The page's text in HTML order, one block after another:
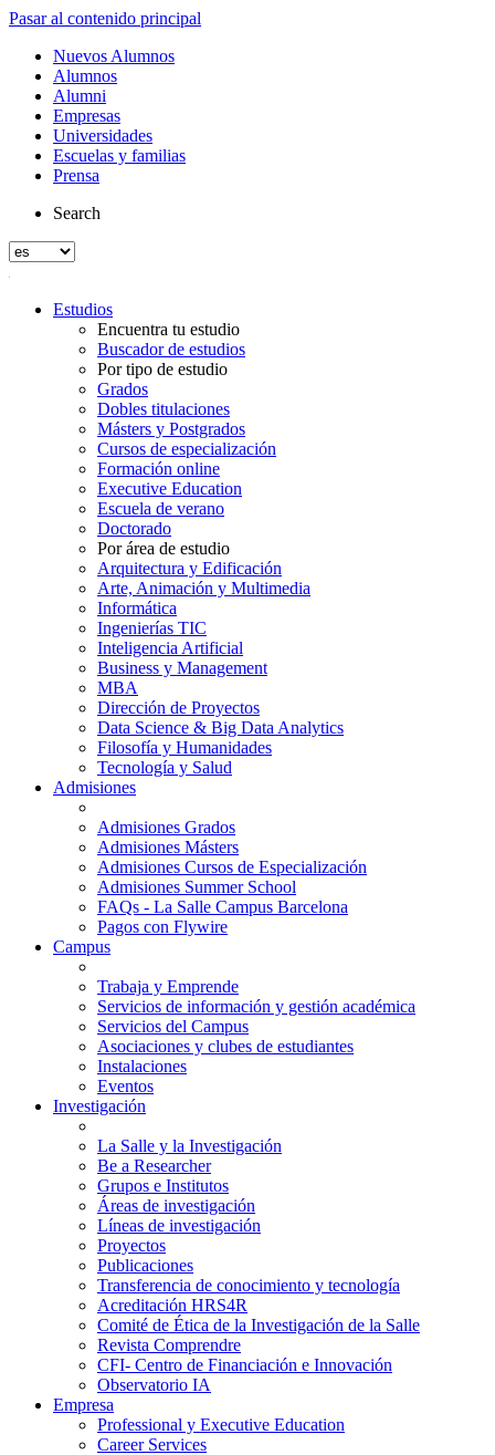
Pasar al contenido principal
Nuevos Alumnos
Alumnos
Alumni
Empresas
Universidades
Escuelas y familias
Prensa
Search
Estudios
Encuentra tu estudio
Buscador de estudios
Por tipo de estudio
Grados
Dobles titulaciones
Másters y Postgrados
Cursos de especialización
Formación online
Executive Education
Escuela de verano
Doctorado
Por área de estudio
Arquitectura y Edificación
Arte, Animación y Multimedia
Informática
Ingenierías TIC
Inteligencia Artificial
Business y Management
MBA
Dirección de Proyectos
Data Science & Big Data Analytics
Filosofía y Humanidades
Tecnología y Salud
Admisiones
Admisiones Grados
Admisiones Másters
Admisiones Cursos de Especialización
Admisiones Summer School
FAQs - La Salle Campus Barcelona
Pagos con Flywire
Campus
Trabaja y Emprende
Servicios de información y gestión académica
Servicios del Campus
Asociaciones y clubes de estudiantes
Instalaciones
Eventos
Investigación
La Salle y la Investigación
Be a Researcher
Grupos e Institutos
Áreas de investigación
Líneas de investigación
Proyectos
Publicaciones
Transferencia de conocimiento y tecnología
Acreditación HRS4R
Comité de Ética de la Investigación de la Salle
Revista Comprendre
CFI- Centro de Financiación e Innovación
Observatorio IA
Empresa
Professional y Executive Education
Career Services